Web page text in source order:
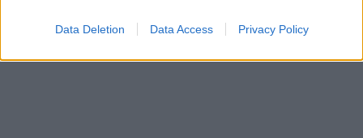
Data Deletion Data Access Privacy Policy